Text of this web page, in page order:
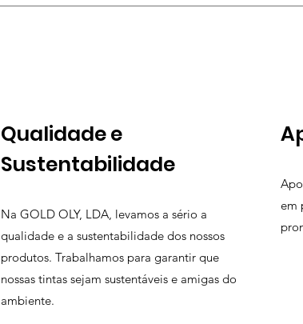
Qualidade e
Sustentabilidade
Na GOLD OLY, LDA, levamos a sério a
qualidade e a sustentabilidade dos nossos
produtos. Trabalhamos para garantir que
nossas tintas sejam sustentáveis e amigas do
ambiente.
em